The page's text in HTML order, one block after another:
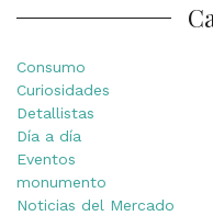
Consumo
Curiosidades
Detallistas
Día a día
Eventos
monumento
Noticias del Mercado